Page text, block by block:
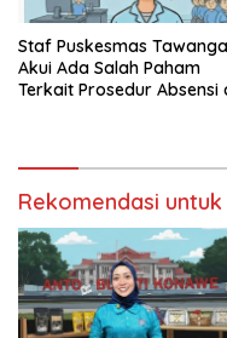
Staf Puskesmas Tawanga
Akui Ada Salah Paham
Terkait Prosedur Absensi
Rekomendasi